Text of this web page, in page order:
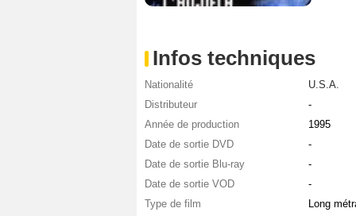
Infos techniques
Nationalité
U.S.A.
Distributeur
-
Année de production
1995
Date de sortie DVD
-
Date de sortie Blu-ray
-
Date de sortie VOD
-
Type de film
Long